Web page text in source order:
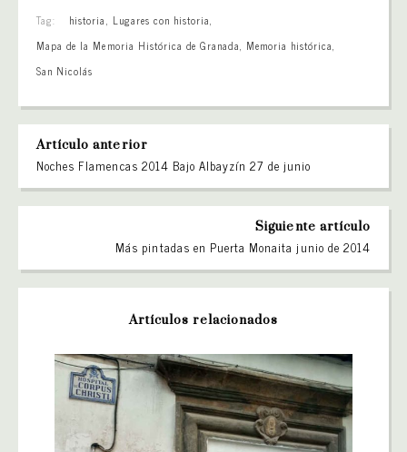
Tag: historia, Lugares con historia,
Mapa de la Memoria Histórica de Granada, Memoria histórica,
San Nicolás
Artículo anterior
Noches Flamencas 2014 Bajo Albayzín 27 de junio
Siguiente artículo
Más pintadas en Puerta Monaita junio de 2014
Artículos relacionados